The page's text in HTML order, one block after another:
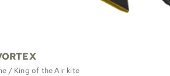
/ King of the Air kite